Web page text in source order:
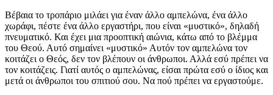
Βέβαια το τροπάριο μιλάει για έναν άλλο αμπελώνα, ένα άλλο
χωράφι, πέστε ένα άλλο εργαστήρι, που είναι «μυστικό», δηλαδή
πνευματικό. Και έχει μια προοπτική αιώνια, κάτω από το βλέμμα
του Θεού. Αυτό σημαίνει «μυστικό» Αυτόν τον αμπελώνα τον
κοιτάζει ο Θεός, δεν τον βλέπουν οι άνθρωποι. Αλλά εσύ πρέπει να
τον κοιτάζεις. Γιατί αυτός ο αμπελώνας, είσαι πρώτα εσύ ο ίδιος και
μετά οι άνθρωποι του σπιτιού σου. Να πού πρέπει να εργαστούμε.